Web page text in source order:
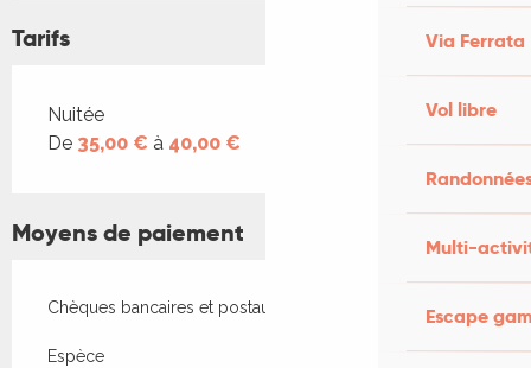
Via Ferrata
Vol libre
Multi-
Escape
Tarifs
Tarifs 2026
Nuitée
De 35,00 € à 40,00 €
Moyens de paiement
Chèques bancaires et postaux
Espèce